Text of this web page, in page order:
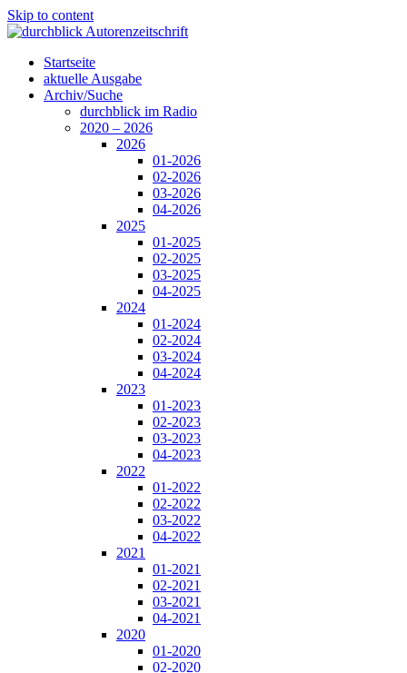
Skip to content
Startseite
aktuelle Ausgabe
Archiv/Suche
durchblick im Radio
2020 – 2026
2026
01-2026
02-2026
03-2026
04-2026
2025
01-2025
02-2025
03-2025
04-2025
2024
01-2024
02-2024
03-2024
04-2024
2023
01-2023
02-2023
03-2023
04-2023
2022
01-2022
02-2022
03-2022
04-2022
2021
01-2021
02-2021
03-2021
04-2021
2020
01-2020
02-2020